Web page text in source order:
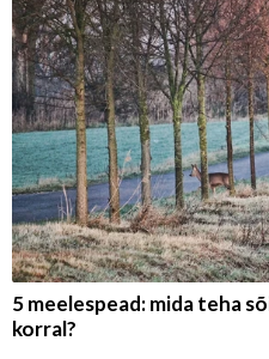
5 meelespead: mida teha
korral?